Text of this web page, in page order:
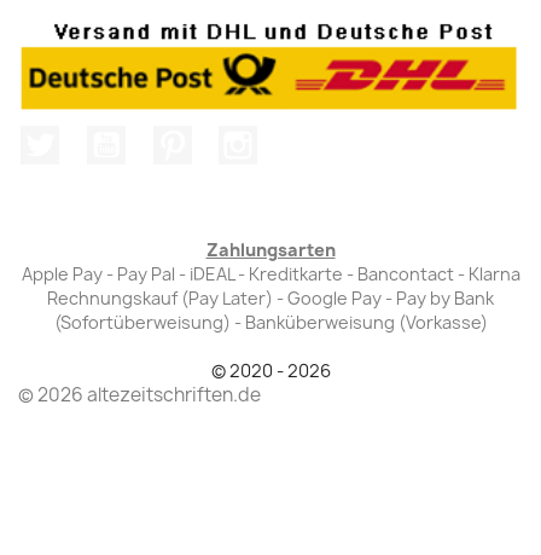
Zahlungsarten
Apple Pay - Pay Pal - iDEAL - Kreditkarte - Bancontact - Klarna
Rechnungskauf (Pay Later) - Google Pay - Pay by Bank
(Sofortüberweisung) - Banküberweisung (Vorkasse)
© 2020 - 2026
© 2026 altezeitschriften.de